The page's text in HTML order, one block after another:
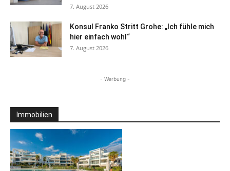
7. August 2026
Konsul Franko Stritt Grohe: „Ich fühle mich
hier einfach wohl“
7. August 2026
- Werbung -
Immobilien